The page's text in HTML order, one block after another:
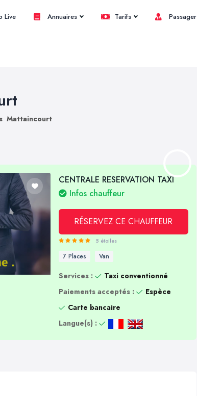
Live Annuaires Tarifs Passager
Mattaincourt
CENTRALE RESERVATION TAXI
Infos chauffeur
RÉSERVEZ CE CHAUFFEUR
5 étoiles
7 Places Van
Services :
Taxi conventionné
Paiements acceptés :
Espèce
Carte bancaire
Langue(s) :